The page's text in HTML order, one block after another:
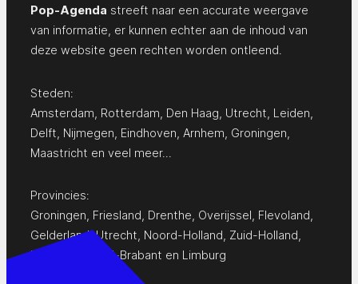
Pop-Agenda streeft naar een accurate weergave
van informatie, er kunnen echter aan de inhoud van
deze website geen rechten worden ontleend.
Steden:
Amsterdam Rotterdam Den Haag Utrecht Leiden
Delft Nijmegen Eindhoven Arnhem Groningen
Maastricht en veel meer…
Provincies:
Groningen Friesland Drenthe Overijssel Flevoland
Gelderland,Utrecht Noord-Holland Zuid-Holland
Zeeland
Noord-Brabant en Limburg